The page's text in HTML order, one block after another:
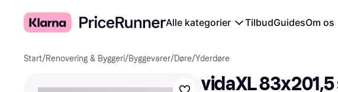
Alle kategorier TilbudGuidesOm os
Start/Renovering & Byggeri/Byggevarer/Døre/Yderdøre
vidaXL